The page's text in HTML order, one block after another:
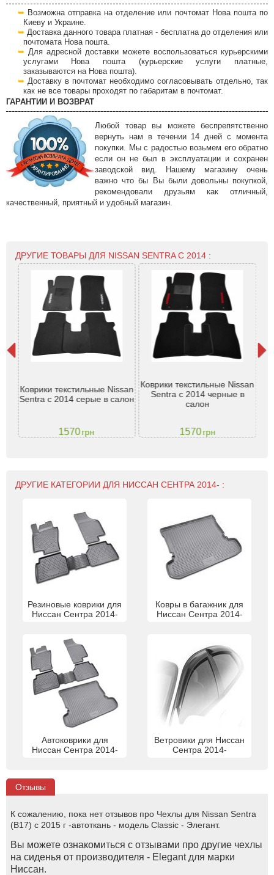
Возможна отправка на отделение или почтомат Нова пошта по
Киеву и Украине.
Доставка данного товара платная - бесплатна до отделения или
почтомата Нова пошта.
Для адресной доставки можете воспользоваться курьерскими
услугами Нова пошта (курьерские услуги платные,
заказываются на Нова пошта).
Доставку в почтомат необходимо согласовывать отдельно, так
как не все товары проходят по габаритам в почтомат.
ГАРАНТИИ И ВОЗВРАТ
Любой товар вы можете беспрепятственно
вернуть нам в течении 14 дней с момента
покупки. Мы с радостью возьмем его обратно
если он не был в эксплуатации и сохранен
заводской вид. Нашему магазину очень
важно что бы Вы были довольны покупкой,
рекомендовали друзьям как отличный,
качественный, приятный и удобный магазин.
ДРУГИЕ ТОВАРЫ ДЛЯ NISSAN SENTRA С 2014 :
Коврики текстильные Nissan
Sentra с 2014 серые в салон
1570грн
Коврики текстильные Nissan
Sentra с 2014 черные в
салон
1570грн
ДРУГИЕ КАТЕГОРИИ ДЛЯ НИССАН СЕНТРА 2014- :
Резиновые коврики для
Ниссан Сентра 2014-
Ковры в багажник для
Ниссан Сентра 2014-
Автоковрики для
Ниссан Сентра 2014-
Ветровики для Ниссан
Сентра 2014-
Отзывы
К сожалению, пока нет отзывов про Чехлы для Nissan Sentra
(B17) с 2015 г -автоткань - модель Classic - Элегант.
Вы можете ознакомиться с отзывами про другие чехлы
на сиденья от производителя - Elegant для марки
Ниссан.